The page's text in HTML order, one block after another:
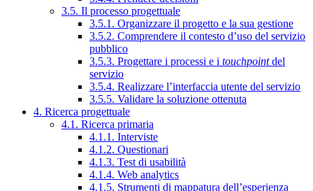
3.5. Il processo progettuale
3.5.1. Organizzare il progetto e la sua gestione
3.5.2. Comprendere il contesto d’uso del servizio
pubblico
3.5.3. Progettare i processi e i touchpointdel
servizio
3.5.4. Realizzare l’interfaccia utente del servizio
3.5.5. Validare la soluzione ottenuta
4. Ricerca progettuale
4.1. Ricerca primaria
4.1.1. Interviste
4.1.2. Questionari
4.1.3. Test di usabilità
4.1.4. Web analytics
4.1.5. Strumenti di mappatura dell’esperienza